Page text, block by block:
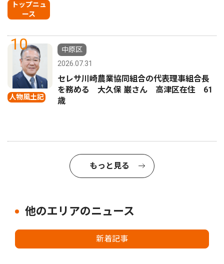
トップニュ
ース
10
人物風土記
中原区
2026.07.31
セレサ川崎農業協同組合の代表理事組合長
を務める 大久保 巌さん 高津区在住 61
歳
もっと見る
他のエリアのニュース
新着記事